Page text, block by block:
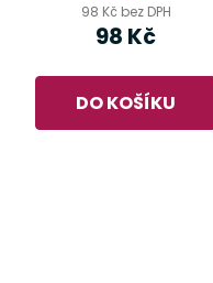
98 Kč bez DPH
98 Kč
DO KOŠÍKU